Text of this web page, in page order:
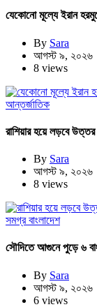
যেকোনো মূল্যে ইরান
By Sara
আগস্ট ৯, ২০২৬
8 views
আন্তর্জাতিক
রাশিয়ার হয়ে লড়বে উত্তর
By Sara
আগস্ট ৯, ২০২৬
8 views
সমগ্র বাংলাদেশ
সৌদিতে আগুনে পুড়ে ৬
By Sara
আগস্ট ৯, ২০২৬
6 views